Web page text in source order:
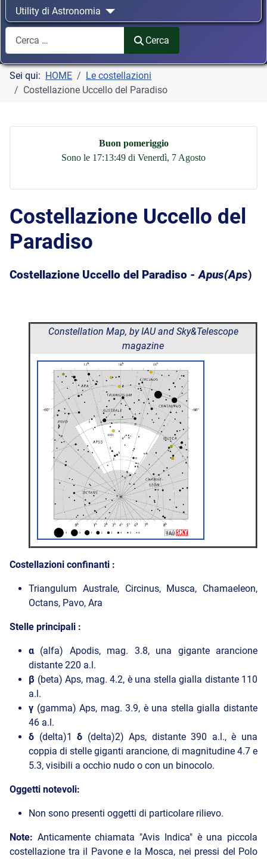
Utility di Astronomia
Cerca
Cerca
Sei qui: HOME
Le costellazioni
Costellazione Uccello del Paradiso
Buon pomeriggio
Sono le 17:13:49 di Venerdì, 7 Agosto
Costellazione Uccello del
Paradiso
Costellazione Uccello del Paradiso -Apus(Aps)
Constellation Map, by IAU and Sky&Telescope
magazine
Costellazioni confinanti :
Triangulum Australe, Circinus, Musca, Chamaeleon,
Octans, Pavo, Ara
Stelle principali :
α (alfa) Apodis, mag. 3.8, una gigante arancione
distante 220 a.l.
β (beta) Aps, mag. 4.2, è una stella gialla distante 110
a.l.
γ (gamma) Aps, mag. 3.9, è una stella gialla distante
46 a.l.
δ (delta)1δ (delta)2) Aps, distante 390 a.l., è una
coppia di stelle giganti arancione, di magnitudine 4.7 e
5.3, visibili a occhio nudo o con un binocolo.
Oggetti notevoli:
Non sono presenti oggetti di particolare rilievo.
Note: Anticamente chiamata "Avis Indica" è una piccola
costellazione tra il Pavone e la Mosca, nei pressi del Polo